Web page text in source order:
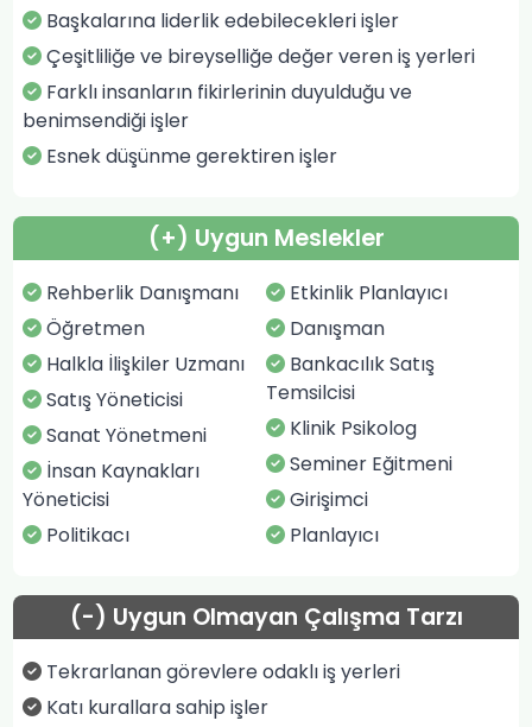
Başkalarına liderlik edebilecekleri işler
Çeşitliliğe ve bireyselliğe değer veren iş yerleri
Farklı insanların fikirlerinin duyulduğu ve
benimsendiği işler
Esnek düşünme gerektiren işler
(+) Uygun Meslekler
Rehberlik Danışmanı
Öğretmen
Halkla İlişkiler Uzmanı
Satış Yöneticisi
Sanat Yönetmeni
İnsan Kaynakları
Yöneticisi
Politikacı
Etkinlik Planlayıcı
Danışman
Bankacılık Satış
Temsilcisi
Klinik Psikolog
Seminer Eğitmeni
Girişimci
Planlayıcı
(-) Uygun Olmayan Çalışma Tarzı
Tekrarlanan görevlere odaklı iş yerleri
Katı kurallara sahip işler